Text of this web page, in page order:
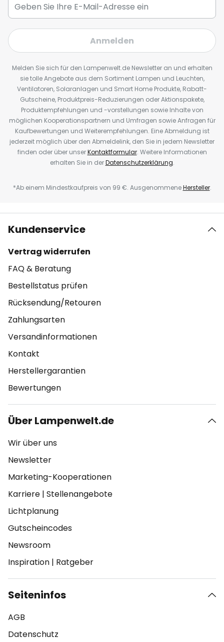
Anmelden
Melden Sie sich für den Lampenwelt.de Newsletter an und erhalten
sie tolle Angebote aus dem Sortiment Lampen und Leuchten,
Ventilatoren, Solaranlagen und Smart Home Produkte, Rabatt-
Gutscheine, Produktpreis-Reduzierungen oder Aktionspakete,
Produktempfehlungen und -vorstellungen sowie Inhalte von
möglichen Kooperationspartnern und Umfragen sowie Anfragen für
Kaufbewertungen und Weiterempfehlungen. Eine Abmeldung ist
jederzeit möglich über den Abmeldelink, den Sie in jedem Newsletter
finden oder über unserKontaktformular. Weitere Informationen
erhalten Sie in derDatenschutzerklärung.
*Ab einem Mindestkaufpreis von 99 €. AusgenommeneHersteller.
Kundenservice
Vertrag widerrufen
FAQ & Beratung
Bestellstatus prüfen
Rücksendung/Retouren
Zahlungsarten
Versandinformationen
Kontakt
Herstellergarantien
Bewertungen
Über Lampenwelt.de
Wir über uns
Newsletter
Marketing-Kooperationen
Karriere | Stellenangebote
Lichtplanung
Gutscheincodes
Newsroom
Inspiration | Ratgeber
Seiteninfos
AGB
Datenschutz